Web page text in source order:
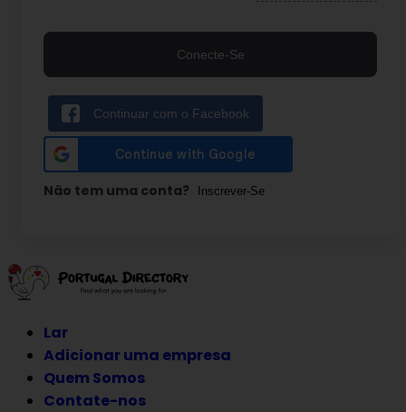
Conecte-Se
Continuar com o Facebook
Não tem uma conta? Inscrever-Se
Ir
para
conteúdo
Lar
Adicionar uma empresa
Quem Somos
Contate-nos